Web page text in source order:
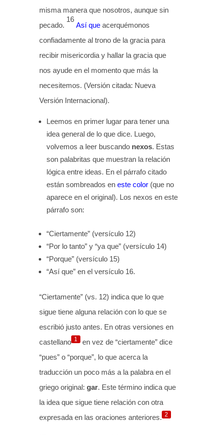
misma manera que nosotros, aunque sin
pecado.
16
Así queacerquémonos
confiadamente al trono de la gracia para
recibir misericordia y hallar la gracia que
nos ayude en el momento que más la
necesitemos. (Versión citada: Nueva
Versión Internacional).
Leemos en primer lugar para tener una
idea general de lo que dice. Luego,
volvemos a leer buscando nexos. Estas
son palabritas que muestran la relación
lógica entre ideas. En el párrafo citado
están sombreados en este color(que no
aparece en el original). Los nexos en este
párrafo son:
“Ciertamente” (versículo 12)
“Por lo tanto” y “ya que” (versículo 14)
“Porque” (versículo 15)
“Así que” en el versículo 16.
“Ciertamente” (vs. 12) indica que lo que
sigue tiene alguna relación con lo que se
escribió justo antes. En otras versiones en
castellano 1 en vez de “ciertamente” dice
“pues” o “porque”, lo que acerca la
traducción un poco más a la palabra en el
griego original: gar. Este término indica que
la idea que sigue tiene relación con otra
expresada en las oraciones anteriores. 2